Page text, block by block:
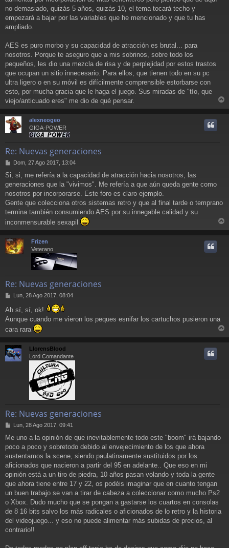
a
j
no demasiado, quizás 5 años, quizás 10, el tema tocará techo y
empezará a bajar por las variables que he mencionado y que tu has
ampliado.
AES es puro morbo y su capacidad de atracción es brutal... para
nosotros. Porque te aseguro que a mis sobrinos, sobre todo los
pequeños, les dio una mezcla de risa y de perplejidad por estos trastos
que ocupan un sitio innecesario. Para ellos, que tienen todo en su pc
ultra ligero o en su móvil es difícilmente comprensible estorbarse con
esto, por mucha gracia que le haga el juego. Sus miradas de "tío, que
viejo/anticuado eres" me dio de qué pensar.
r
alexneogeo
GIGA-POWER
Re: Nuevas generaciones
M
n
s
a
j
Dom, 27 Ago 2017, 13:04
Si, si, me refería a la capacidad de atracción hacia nosotros, las
generaciones que la "vivimos". Me refería a que aún queda gente como
nosotros por incorporarse. Este foro es claro ejemplo.
Gente que colecciona otros sistemas retro y que al final tarde o temprano
termina también consumiendo AES por su innegable calidad y su
inconmensurable sexapil
r
Frizen
Veterano
Re: Nuevas generaciones
M
n
s
j
Lun, 28 Ago 2017, 08:04
Ah sí, sí, ok!
Aunque cuando me vieron los peques esnifar los cartuchos pusieron una
cara rara
r
LlorensBlood
Lord Comandante
Re: Nuevas generaciones
M
n
s
a
j
e
Lun, 28 Ago 2017, 09:41
Me uno a la opinión de que inevitablemente todo este "boom" irá bajando
poco a poco y sobretodo debido al envejecimiento de los que ahora
sustentamos la scene, siendo paulatinamente sustituidos por los
aficionados que nacieron a partir del 95 en adelante.. Que eso en mi
opinión está a un tiro de piedra, 10 años pasan volando y toda la gente
que ahora tiene entre 17 y 22, os podéis imaginar que en cuanto tengan
un buen trabajo se van a tirar de cabeza a coleccionar como mucho Ps2
o Xbox. Dudo mucho que se pongan a gastarse los cuartos en consolas
de 8 16 bits salvo los más radicales o aficionados de lo retro y la historia
del videojuego... y eso no puede alimentar más subidas de precios, al
contrario!!